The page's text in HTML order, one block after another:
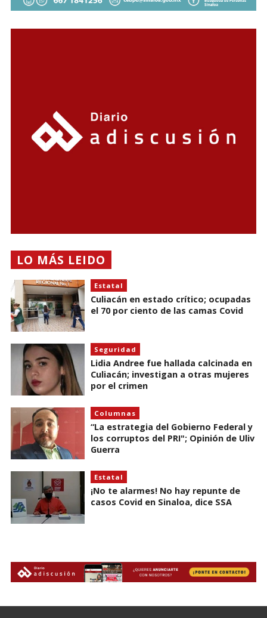
LO MÁS LEIDO
Estatal
Culiacán en estado crítico; ocupadas
el 70 por ciento de las camas Covid
Seguridad
Lidia Andree fue hallada calcinada en
Culiacán; investigan a otras mujeres
por el crimen
Columnas
“La estrategia del Gobierno Federal y
los corruptos del PRI"; Opinión de Uliv
Guerra
Estatal
¡No te alarmes! No hay repunte de
casos Covid en Sinaloa, dice SSA